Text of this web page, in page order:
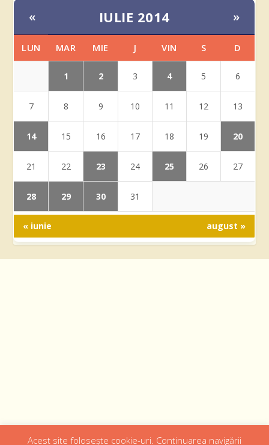
« IULIE 2014 »
LUN MAR MIE J VIN S D
1 2 3 4 5 6
7 8 9 10 11 12 13
14 15 16 17 18 19 20
21 22 23 24 25 26 27
28 29 30 31
« iunie august »
Acest site folosește cookie-uri. Continuarea navigării